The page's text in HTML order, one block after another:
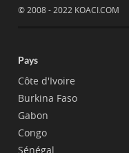
© 2008 - 2022 KOACI.COM
Pays
Côte d'Ivoire
Burkina Faso
Gabon
Congo
Sénégal